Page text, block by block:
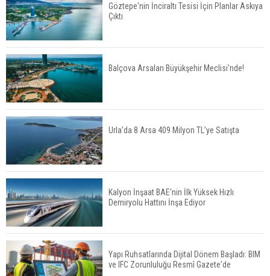
TOKİ'nin Kiralık Sosyal Konut Modeli Kiraları
Düşürür Mü?
Yüzde 16,2 Arttı
Konut Satışları Güçlü Seyrini Korudu Yabancıya
Satış Geriledi
ABD'de İnşaat Harcamaları Geriledi
Tercih Döneminde Barınma Telaşı Başladı
Göztepe'nin İnciraltı Tesisi İçin Planlar Askıya
Çıktı
Balçova Arsaları Büyükşehir Meclisi'nde!
Urla’da 8 Arsa 409 Milyon TL’ye Satışta
Kalyon İnşaat BAE'nin İlk Yüksek Hızlı
Demiryolu Hattını İnşa Ediyor
Yapı Ruhsatlarında Dijital Dönem Başladı: BIM
ve IFC Zorunluluğu Resmî Gazete'de